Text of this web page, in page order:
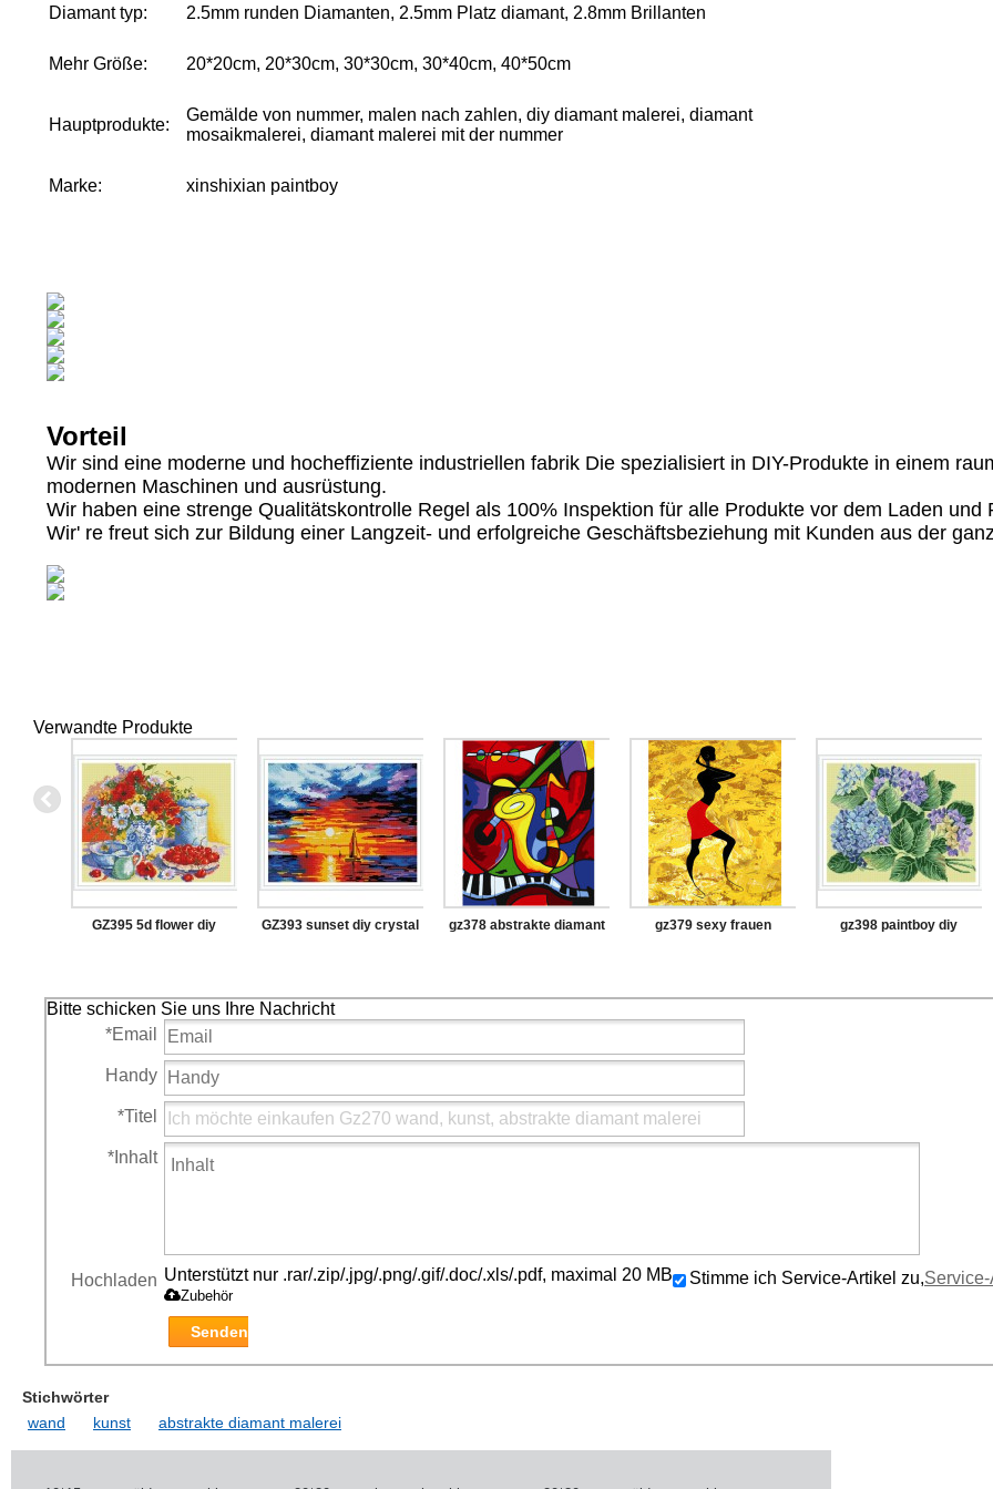
Diamant typ: 2.5mm runden Diamanten, 2.5mm Platz diamant, 2.8mm Brillanten
Mehr Größe: 20*20cm, 20*30cm, 30*30cm, 30*40cm, 40*50cm
Hauptprodukte:
Gemälde von nummer, malen nach zahlen, diy diamant malerei, diamant
mosaikmalerei, diamant malerei mit der nummer
Marke: xinshixian paintboy
Vorteil
Wir sind eine moderne und hocheffiziente industriellen fabrik Die spezialisiert in DIY-Produkte in einem
modernen Maschinen und ausrüstung.
Wir haben eine strenge Qualitätskontrolle Regel als 100% Inspektion für alle Produkte vor dem Laden
Wir' re freut sich zur Bildung einer Langzeit- und erfolgreiche Geschäftsbeziehung mit Kunden aus der
Verwandte Produkte
GZ395 5d flower diy GZ393 sunset diy crystal gz378 abstrakte diamant gz379 sexy frauen gz398 paintboy diy
Bitte schicken Sie uns Ihre Nachricht
*Email
Handy
*Titel
* Inhalt
Hochladen Unterstützt nur .rar/.zip/.jpg/.png/.gif/.doc/.xls/.pdf, maximal 20 MB
Zubehör
Stimme ich Service-Artikel zu,Service-
Senden
Stichwörter
wand
kunst abstrakte diamant malerei